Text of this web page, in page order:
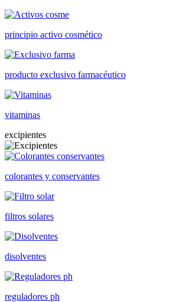
principio activo cosmético
producto exclusivo farmacéutico
vitaminas
excipientes
colorantes y conservantes
filtros solares
disolventes
reguladores ph